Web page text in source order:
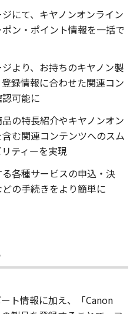
にて、キヤノンオンライン
ン・ポイント情報を一括で
より、お持ちのキヤノン製
録情報に合わせた関連コン
可能に
の特長紹介やキヤノンオン
む関連コンテンツへのスム
ティーを実現
各種サービスの申込・決
の手続きをより簡単に
ト情報に加え、「Canon